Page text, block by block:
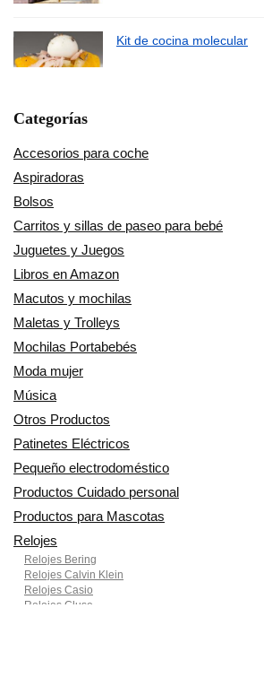
Kit de cocina molecular
Categorías
Accesorios para coche
Aspiradoras
Bolsos
Carritos y sillas de paseo para bebé
Juguetes y Juegos
Libros en Amazon
Macutos y mochilas
Maletas y Trolleys
Mochilas Portabebés
Moda mujer
Música
Otros Productos
Patinetes Eléctricos
Pequeño electrodoméstico
Productos Cuidado personal
Productos para Mascotas
Relojes
Relojes Bering
Relojes Calvin Klein
Relojes Casio
Relojes Cluse